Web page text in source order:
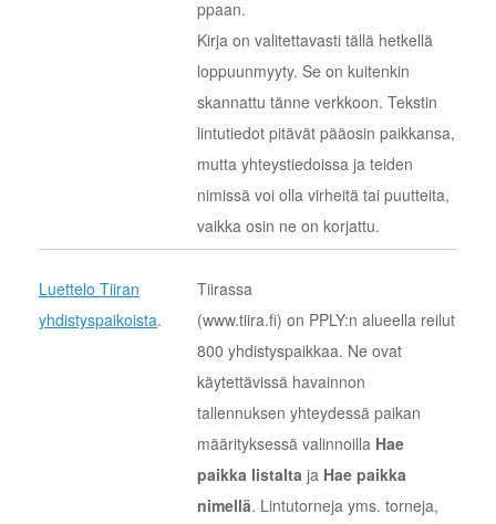
ppaan.
Kirja on valitettavasti tällä hetkellä
loppuunmyyty. Se on kuitenkin
skannattu tänne verkkoon. Tekstin
lintutiedot pitävät pääosin paikkansa,
mutta yhteystiedoissa ja teiden
nimissä voi olla virheitä tai puutteita,
vaikka osin ne on korjattu.
Luettelo Tiiran
yhdistyspaikoista.
Tiirassa
(www.tiira.fi) on PPLY:n alueella reilut
800 yhdistyspaikkaa. Ne ovat
käytettävissä havainnon
tallennuksen yhteydessä paikan
määrityksessä valinnoilla Hae
paikka listalta ja Hae paikka
nimellä. Lintutorneja yms. torneja,